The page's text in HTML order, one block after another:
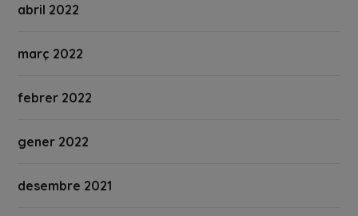
abril 2022
març 2022
febrer 2022
gener 2022
desembre 2021